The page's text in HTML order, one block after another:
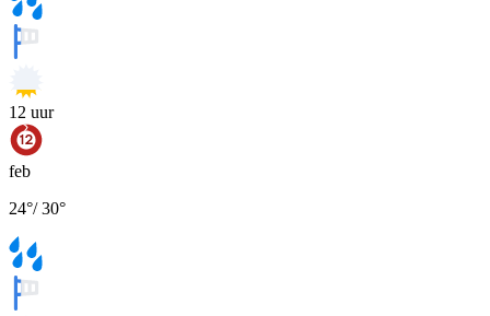
12 uur
feb
24°/30°